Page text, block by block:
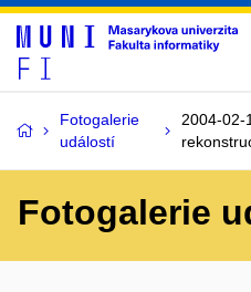
Fotogalerie
událostí
2004-02-
Fotogalerie